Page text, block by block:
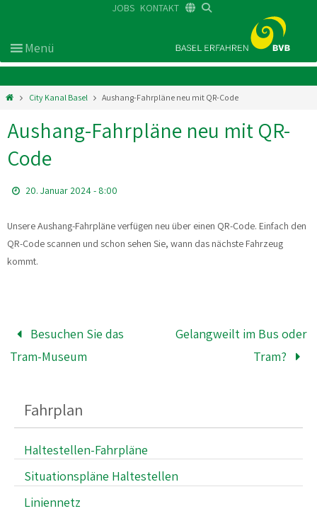
JOBS KONTAKT
City Kanal Basel Aushang-Fahrpläne neu mit QR-Code
Aushang-Fahrpläne neu mit QR-
Code
20. Januar 2024 - 8:00
Unsere Aushang-Fahrpläne verfügen neu über einen QR-Code. Einfach den
QR-Code scannen und schon sehen Sie, wann das nächste Fahrzeug
kommt.
Besuchen Sie das
Tram-Museum
Gelangweilt im Bus oder
Tram?
Fahrplan
Haltestellen-Fahrpläne
Situationspläne Haltestellen
Liniennetz